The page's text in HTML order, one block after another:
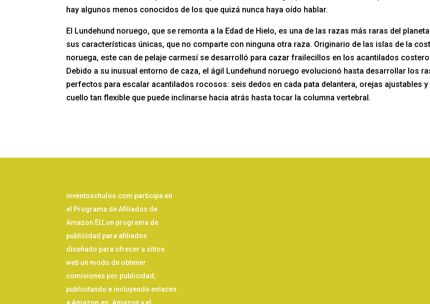
hay algunos menos conocidos de los que quizá nunca haya oído hablar.
El Lundehund noruego, que se remonta a la Edad de Hielo, es una de las razas más raras del
sus características únicas, que no comparte con ninguna otra raza. Originario de las islas de la
noruega, este can de pelaje carmesí se desarrolló para cazar frailecillos en los acantilados
Debido a su inusual entorno de caza, el ágil Lundehund noruego evolucionó hasta desarrollar los
perfectos para escalar acantilados rocosos: seis dedos en cada pata delantera, orejas ajustables y
cuello tan flexible que puede inclinarse hacia atrás hasta tocar la columna vertebral.
inventoschulos.com participa en
el Programa de Afiliados de
Amazon EU, un programa de
publicidad para afiliados
diseñado para ofrecer a sitios
web un modo de obtener
comisiones por publicidad,
publicitando e incluyendo enlaces